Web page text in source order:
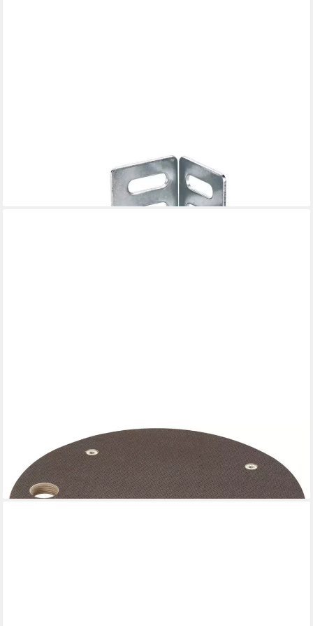
Möbelrolle Lenkrolle mit Winkelblech 50 x 22 mm, Tragkr. 40
lieferbar - in 3-4 Werktagen bei dir
DÖRNER + HELMER
Möbelrolle Möbelroller 380 x 120 mm, Tragkr. 200kg
29,29 €
lieferbar - in 3-4 Werktagen bei dir